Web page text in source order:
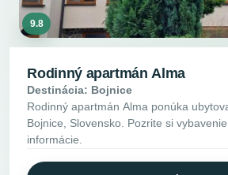
9.8
Rodinný apartmán Alma
Destinácia: Bojnice
Rodinný apartmán Alma ponúka
Bojnice, Slovensko. Pozrite si
informácie.